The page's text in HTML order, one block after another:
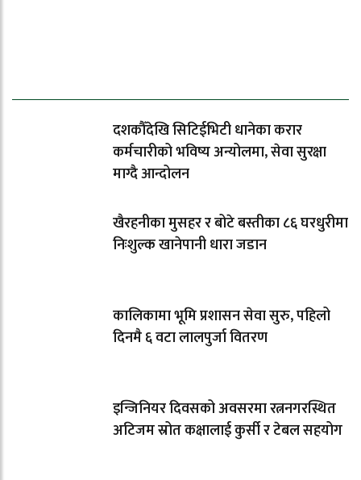
दशकौँदेखि सिटिईभिटी धानेका करार
कर्मचारीको भविष्य अन्योलमा, सेवा सुरक्षा
माग्दै आन्दोलन
खैरहनीका मुसहर र बोटे बस्तीका ८६ घरधुरीमा
निःशुल्क खानेपानी धारा जडान
कालिकामा भूमि प्रशासन सेवा सुरु, पहिलो
दिनमै ६ वटा लालपुर्जा वितरण
इन्जिनियर दिवसको अवसरमा रत्ननगरस्थित
अटिजम स्रोत कक्षालाई कुर्सी र टेबल सहयोग